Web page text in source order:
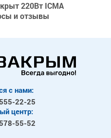
220Вт ICMA
и отзывы
с нами:
22-25
центр:
55-52